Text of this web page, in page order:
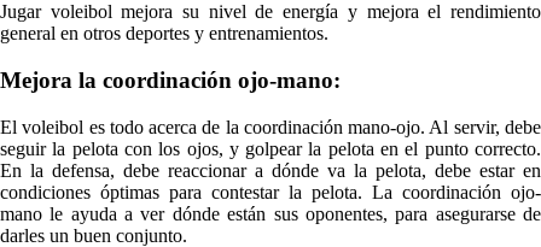
Jugar voleibol mejora su nivel de energía y mejora el rendimiento
general en otros deportes y entrenamientos.
Mejora la coordinación ojo-mano:
El voleibol es todo acerca de la coordinación mano-ojo. Al servir, debe
seguir la pelota con los ojos, y golpear la pelota en el punto correcto.
En la defensa, debe reaccionar a dónde va la pelota, debe estar en
condiciones óptimas para contestar la pelota. La coordinación ojo-
mano le ayuda a ver dónde están sus oponentes, para asegurarse de
darles un buen conjunto.